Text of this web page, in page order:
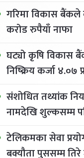
गरिमा विकास बैंकले
करोड रुपैयाँ नाफा
घट्यो कृषि विकास
निष्क्रिय कर्जा ४.०७
संशोधित तथ्यांक
नामदेखि शुल्कसम्म
टेलिकमका सेवा
बक्यौता पुससम्म